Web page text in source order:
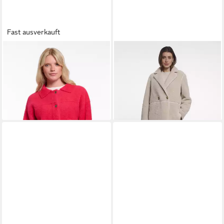
Fast ausverkauft
RINO & PELLEStrickjacke
BUBBLY mit flauschiger Optik
ab 60,48 € UVP109,95 €
RINO & PELLELangjacke
189,95 €